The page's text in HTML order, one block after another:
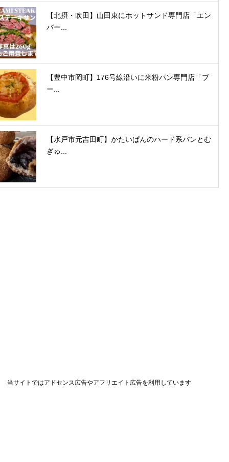
【北摂・吹田】山田東にホットサンド専門店「エン
バー...
【豊中市岡町】176号線沿いに米粉パン専門店「ブ
ー...
【水戸市元吉田町】かたいぱんのハード系パンとむ
ぎゅ...
当サイトではアドセンス広告やアフリエイト広告を利用しています